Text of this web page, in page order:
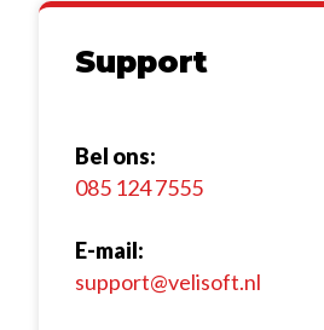
Versleepbare tijdsplanning
Teken in Google maps
Eigen huisstijl
Foto’s en bijlagen
Support
Bel ons:
085 124 7555
E-mail:
support@velisoft.nl